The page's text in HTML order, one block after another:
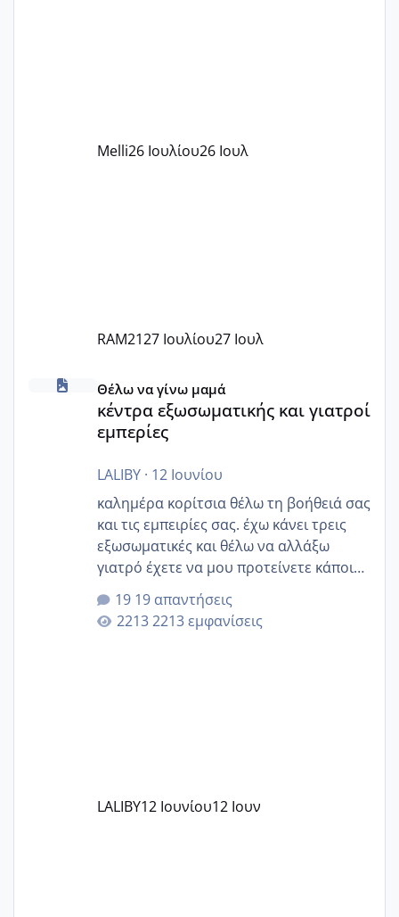
Εγώ πήγα σε έναν ιδιωτικό παιδικό στ
Melli26 Ιουλίου26 Ιουλ
RAM2127 Ιουλίου27 Ιουλ
κέντρα εξωσωματικής και γιατροί εμπερίες
Θέλω να γίνω μαμά
κέντρα εξωσωματικής και γιατροί
εμπερίες
LALIBY· 12 Ιουνίου
καλημέρα κορίτσια θέλω τη βοήθειά σας
και τις εμπειρίες σας. έχω κάνει τρεις
εξωσωματικές και θέλω να αλλάξω
γιατρό έχετε να μου προτείνετε κάποιον
που μείνατε ευχαριστημένες και είχατε
επιιτυχία? έκανα στο υγεία με τον
ζερβομανωλάκη (δεν το εψαξε καθόλου
19 απαντήσεις
2213 εμφανίσεις
LALIBY12 Ιουνίου12 Ιουν